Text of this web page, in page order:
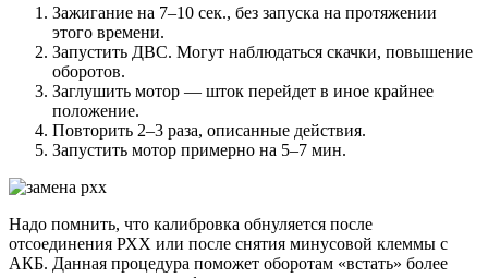
Зажигание на 7–10 сек., без запуска на протяжении
этого времени.
Запустить ДВС. Могут наблюдаться скачки, повышение
оборотов.
Заглушить мотор — шток перейдет в иное крайнее
положение.
Повторить 2–3 раза, описанные действия.
Запустить мотор примерно на 5–7 мин.
Надо помнить, что калибровка обнуляется после
отсоединения РХХ или после снятия минусовой клеммы с
АКБ. Данная процедура поможет оборотам «встать» более